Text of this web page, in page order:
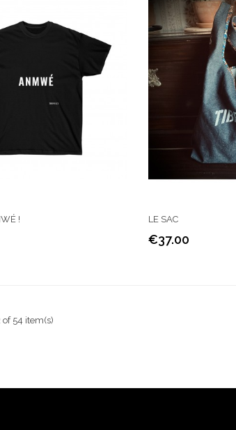
! LE SAC
Price
€37.00
of 54 item(s)